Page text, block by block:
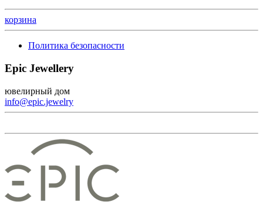
корзина
Политика безопасности
Epic Jewellery
ювелирный дом
info@epic.jewelry